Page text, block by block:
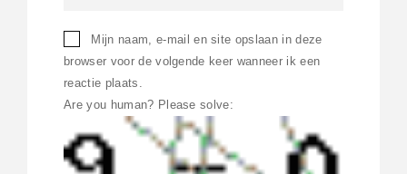
Mijn naam, e-mail en site opslaan in deze
browser voor de volgende keer wanneer ik een
reactie plaats.
Are you human? Please solve: